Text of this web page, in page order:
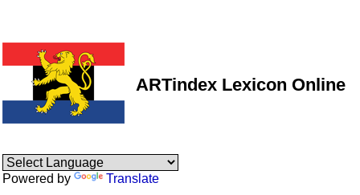
ARTindex Lexicon Online
Powered by Translate